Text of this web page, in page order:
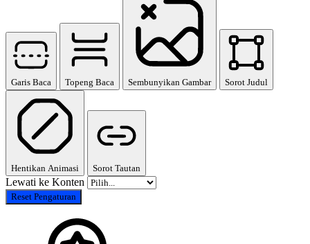
Garis Baca Topeng Baca Sembunyikan Gambar Sorot Judul
Hentikan Animasi Sorot Tautan
Lewati ke Konten
Reset Pengaturan